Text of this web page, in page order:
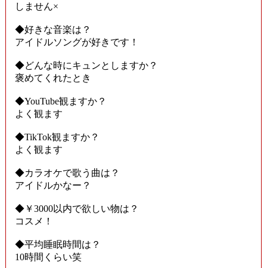
しません×
◆好きな音楽は？
アイドルソングが好きです！
◆どんな時にキュンとしますか？
褒めてくれたとき
◆YouTube観ますか？
よく観ます
◆TikTok観ますか？
よく観ます
◆カラオケで歌う曲は？
アイドルかなー？
◆￥3000以内で欲しい物は？
コスメ！
◆平均睡眠時間は？
10時間くらい笑